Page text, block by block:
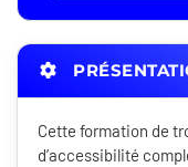
Cette formation de
d’accessibilité